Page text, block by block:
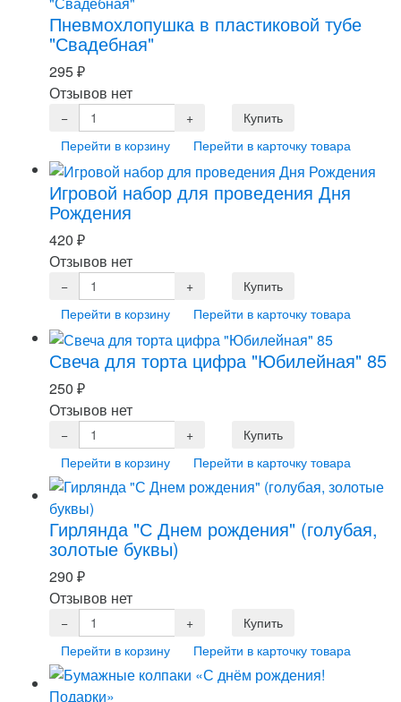
Пневмохлопушка в пластиковой тубе
"Свадебная"
295₽
Отзывов нет
Перейти в корзину Перейти в карточку товара
Игровой набор для проведения Дня
Рождения
420 ₽
Отзывов нет
Перейти в корзину Перейти в карточку товара
Свеча для торта цифра "Юбилейная" 85
250 ₽
Отзывов нет
Перейти в корзину Перейти в карточку товара
Гирлянда "С Днем рождения" (голубая,
золотые буквы)
290 ₽
Отзывов нет
Перейти в корзину Перейти в карточку товара